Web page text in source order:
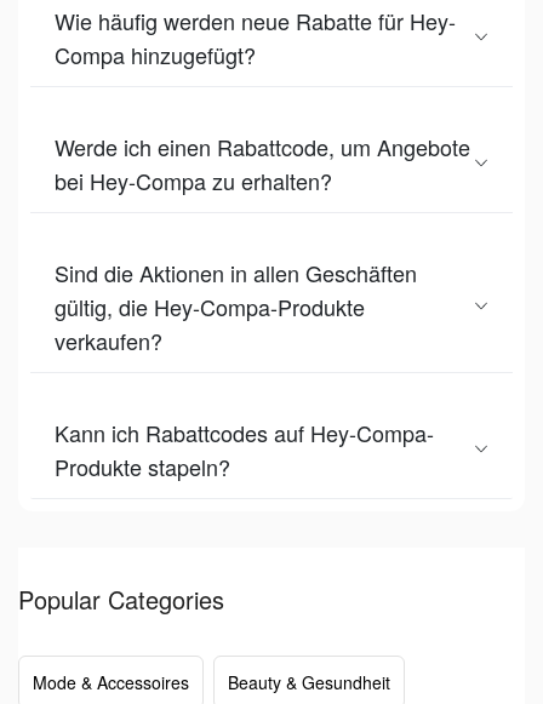
Wie häufig werden neue Rabatte für Hey-
Compa hinzugefügt?
Werde ich einen Rabattcode, um Angebote
bei Hey-Compa zu erhalten?
Sind die Aktionen in allen Geschäften
gültig, die Hey-Compa-Produkte
verkaufen?
Kann ich Rabattcodes auf Hey-Compa-
Produkte stapeln?
Popular Categories
Mode & Accessoires Beauty & Gesundheit